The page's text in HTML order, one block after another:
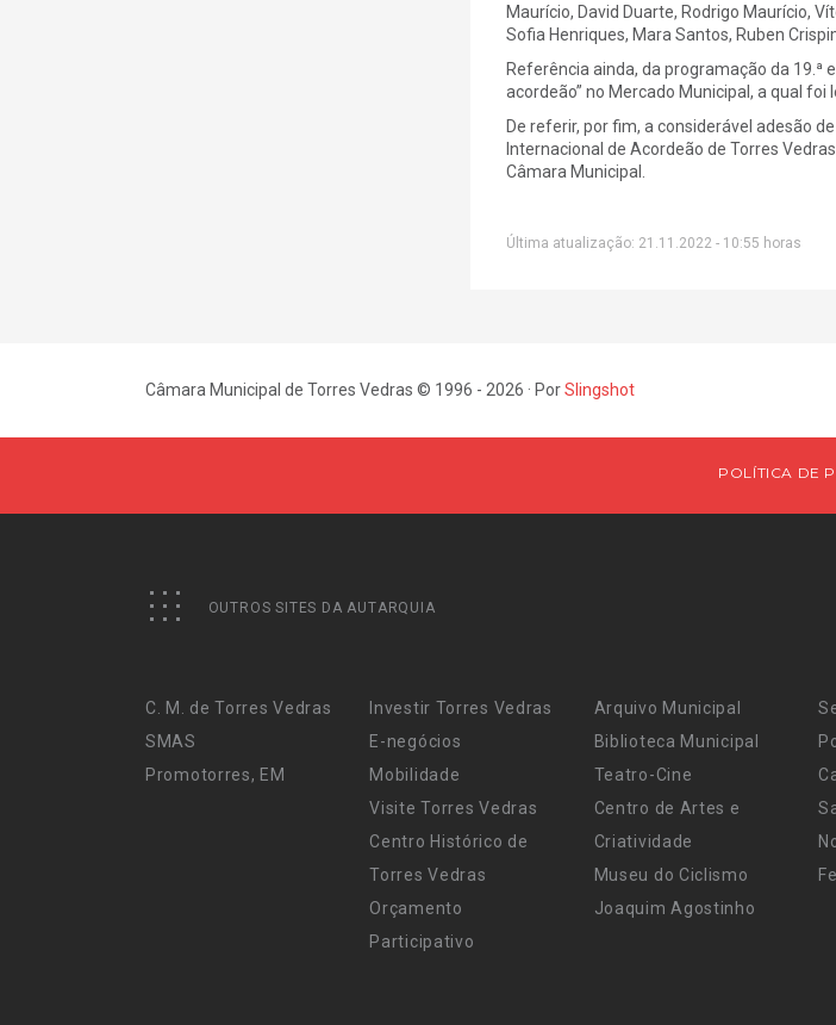
Maurício, David Duarte, Rodrigo Maurício,
Sofia Henriques, Mara Santos, Ruben
Referência ainda, da programação da 19.ª
acordeão” no Mercado Municipal, a qual
De referir, por fim, a considerável adesão
Internacional de Acordeão de Torres
Câmara Municipal.
Última atualização: 21.11.2022 - 10:55 horas
Câmara Municipal de Torres Vedras © 1996 - 2026 · PorSlingshot
POLÍTICA DE
OUTROS SITES DA AUTARQUIA
C. M. de Torres Vedras
SMAS
Promotorres, EM
Investir Torres Vedras
E-negócios
Mobilidade
Visite Torres Vedras
Centro Histórico de
Torres Vedras
Orçamento
Participativo
Arquivo Municipal
Biblioteca Municipal
Teatro-Cine
Centro de Artes e
Criatividade
Museu do Ciclismo
Joaquim Agostinho